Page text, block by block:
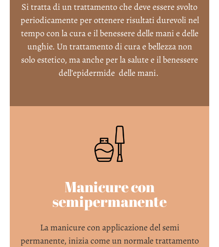
Si tratta di un trattamento che deve essere svolto
periodicamente per ottenere risultati durevoli nel
tempo con la cura e il benessere delle mani e delle
unghie. Un trattamento di cura e bellezza non
solo estetico, ma anche per la salute e il benessere
dell’epidermide delle mani.
Manicure con
semipermanente
La manicure con applicazione del semi
permanente, inizia come un normale trattamento